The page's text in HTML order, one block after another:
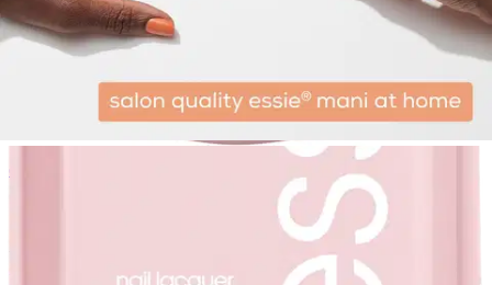
essie 13 Mademoiselle -
kynsilakka 13,5ml